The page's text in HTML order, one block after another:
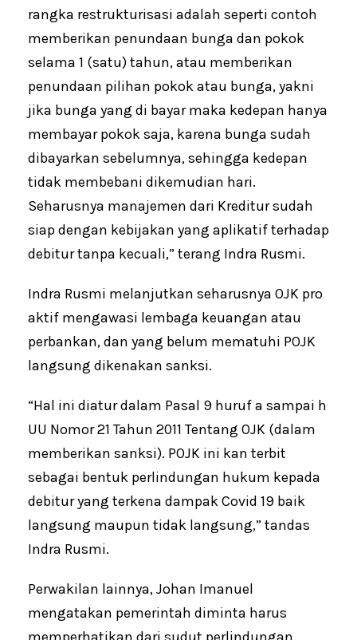
rangka restrukturisasi adalah seperti contoh
memberikan penundaan bunga dan pokok
selama 1 (satu) tahun, atau memberikan
penundaan pilihan pokok atau bunga, yakni
jika bunga yang di bayar maka kedepan hanya
membayar pokok saja, karena bunga sudah
dibayarkan sebelumnya, sehingga kedepan
tidak membebani dikemudian hari.
Seharusnya manajemen dari Kreditur sudah
siap dengan kebijakan yang aplikatif terhadap
debitur tanpa kecuali,” terang Indra Rusmi.
Indra Rusmi melanjutkan seharusnya OJK pro
aktif mengawasi lembaga keuangan atau
perbankan, dan yang belum mematuhi POJK
langsung dikenakan sanksi.
“Hal ini diatur dalam Pasal 9 huruf a sampai h
UU Nomor 21 Tahun 2011 Tentang OJK (dalam
memberikan sanksi). POJK ini kan terbit
sebagai bentuk perlindungan hukum kepada
debitur yang terkena dampak Covid 19 baik
langsung maupun tidak langsung,” tandas
Indra Rusmi.
Perwakilan lainnya, Johan Imanuel
mengatakan pemerintah diminta harus